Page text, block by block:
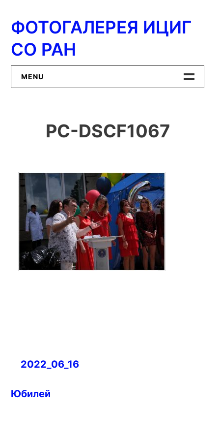
содержимому
ФОТОГАЛЕРЕЯ ИЦИГ
СО РАН
MENU
ИЦиГ СО РАН
PC-DSCF1067
Навигация
записям
2022_06_16
Юбилей